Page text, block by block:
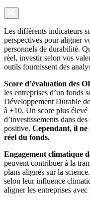
Les différents indicateurs
perspectives pour aligner
personnels de durabilité.
réel, investir selon vos
outils fournissent des
Score d’évaluation des
les entreprises d’un fonds
Développement Durable
à +10. Un score plus
d’investissements dans
positive. Cependant, il ne
réel du fonds.
Engagement climatique
peuvent contribuer à la
plans alignés sur la
selon leur influence
aligner les entreprises